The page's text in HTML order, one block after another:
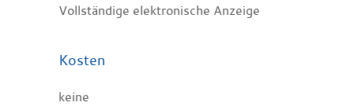
Vollständige elektronische Anzeige
Kosten
keine